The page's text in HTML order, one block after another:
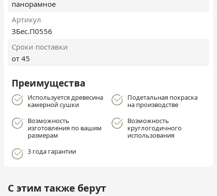
панорамное
Артикул
ЗБес.П0556
Сроки поставки
от 45
Преимущества
Используется древесина
камерной сушки
Подетальная покраска
на производстве
Возможность
изготовления по вашим
размерам
Возможность
круглогодичного
использования
3 года гарантии
С этим также берут